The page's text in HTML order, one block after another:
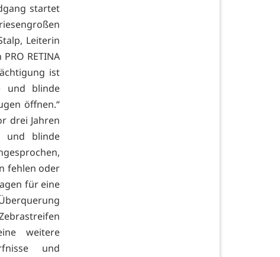
startet
Leiterin
RETINA
ist
und blinde
öffnen.“
drei Jahren
und blinde
fehlen oder
für eine
weitere
und